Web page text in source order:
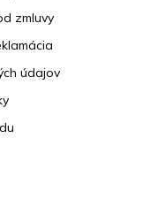
zmluvy
údajov